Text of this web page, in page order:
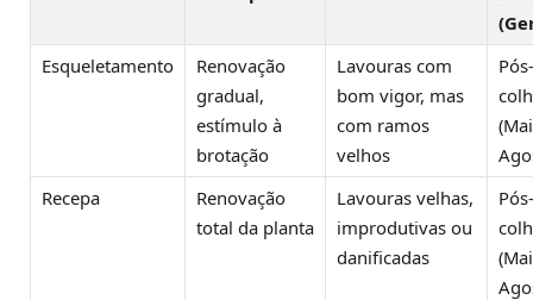
Esqueletamento
Renovação
gradual,
estímulo à
brotação
Lavouras com
bom vigor, mas
com ramos
velhos
Pós-
Recepa
Renovação
total da planta
Lavouras velhas,
improdutivas ou
danificadas
Pós-